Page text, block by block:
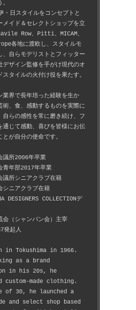
・日スタイルをコンセプトと
メイド＆セレクトショップを立
Row、Pitti、MICAM、
各地に渡欧し、スタイルモ
、自らモデリストとフィッター
デザイン監修を手がけ現代のオ
スタイルの火付け役を果たす。
業界で長年培った経験を生か
術、食、感動するものを実際に
自らの感性を常に磨き続け、フ
通じて感動、喜びを皆様にお伝
とが自分の使命です。
議所2006年卒業
青年部2017年卒業
議所シニアクラブ在籍
シニアクラブ在籍
DESIGNERS COLLECTIONデ
会（シャンパン会）主宰
発起人
in Tokushima in 1966.
as a brand
in his 20s, he
custom-made clothing.
of 30, he launched a
and select shop based